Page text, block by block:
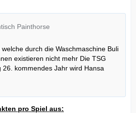
Painthorse
durch die Waschmaschine Buli
existieren nicht mehr Die TSG
26. kommendes Jahr wird Hansa
pro Spiel aus: